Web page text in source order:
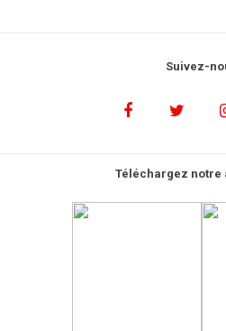
Suivez-
Téléchargez notre